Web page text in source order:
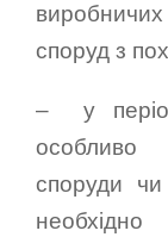
споруд з
– у
особливо
споруди